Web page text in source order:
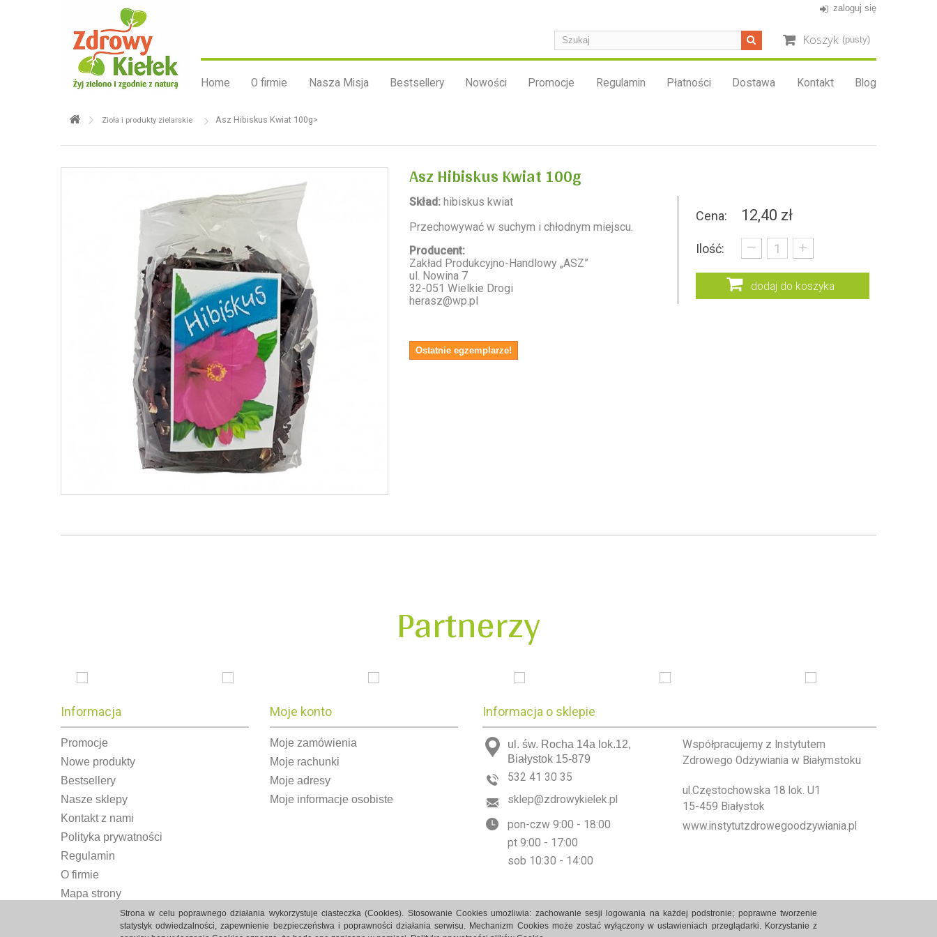
Strona w celu poprawnego działania wykorzystuje ciasteczka (Cookies). Stosowanie Cookies umożliwia: zachowanie sesji logowania na każdej podstronie; poprawne tworzenie
statystyk odwiedzalności, zapewnienie bezpieczeństwa i poprawności działania serwisu. Mechanizm Cookies może zostać wyłączony w ustawieniach przeglądarki. Korzystanie z
zaloguj się
Koszyk (pusty)
Home O firmie Nasza Misja Bestsellery Nowości Promocje Regulamin Płatności Dostawa Kontakt Blog
Zioła i produkty zielarskie Asz Hibiskus Kwiat 100g>
Asz Hibiskus Kwiat 100g
Skład: hibiskus kwiat
Przechowywać w suchym i chłodnym miejscu.
Producent:
Zakład Produkcyjno-Handlowy „ASZ”
ul. Nowina 7
32-051 Wielkie Drogi
herasz@wp.pl
Ostatnie egzemplarze!
Cena: 12,40 zł
Ilość:
_ +
dodaj do koszyka
Partnerzy
Informacja
Promocje
Nowe produkty
Bestsellery
Nasze sklepy
Kontakt z nami
Polityka prywatności
Regulamin
O firmie
Mapa strony
Moje konto
Moje zamówienia
Moje rachunki
Moje adresy
Moje informacje osobiste
Informacja o sklepie
ul. św. Rocha 14a lok.12,
Białystok 15-879
532 41 30 35
sklep@zdrowykielek.pl
pon-czw 9:00 - 18:00
pt 9:00 - 17:00
sob 10:30 - 14:00
Współpracujemy z Instytutem
Zdrowego Odżywiania w Białymstoku
ul.Częstochowska 18 lok. U1
15-459 Białystok
www.instytutzdrowegoodzywiania.pl